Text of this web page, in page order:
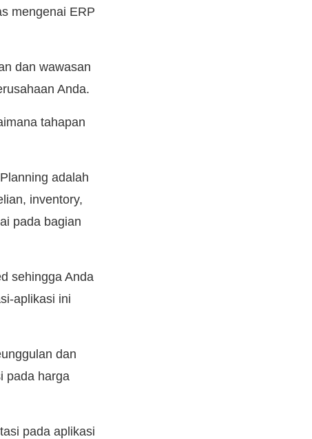
mengenai ERP
dan wawasan
Anda.
tahapan
adalah
inventory,
pada bagian
sehingga Anda
aplikasi ini
dan
pada harga
pada aplikasi